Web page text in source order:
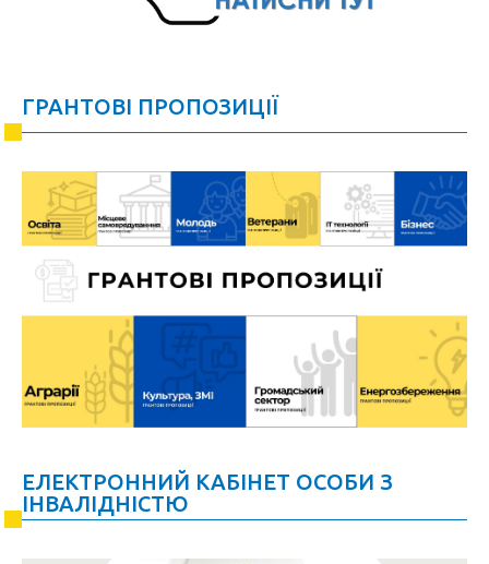
ГРАНТОВІ ПРОПОЗИЦІЇ
ЕЛЕКТРОННИЙ КАБІНЕТ ОСОБИ З
ІНВАЛІДНІСТЮ